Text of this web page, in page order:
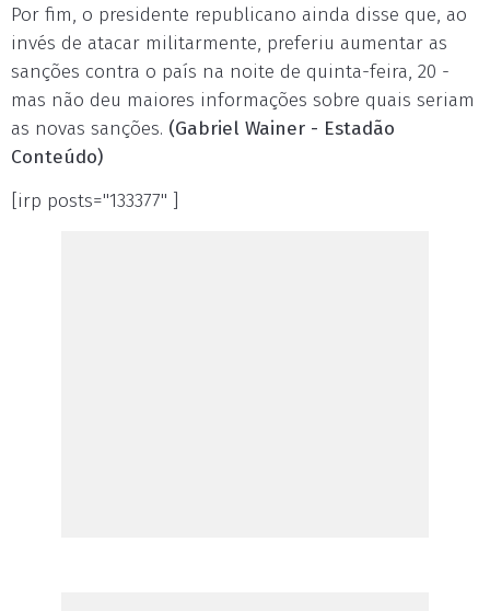
Por fim, o presidente republicano ainda disse que, ao
invés de atacar militarmente, preferiu aumentar as
sanções contra o país na noite de quinta-feira, 20 -
mas não deu maiores informações sobre quais seriam
as novas sanções. (Gabriel Wainer - Estadão
Conteúdo)
[irp posts="133377" ]